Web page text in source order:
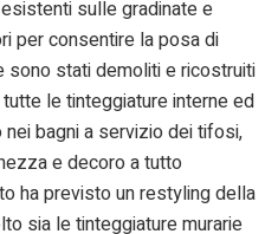
sulle gradinate e
per consentire la posa di
sono stati demoliti e ricostruiti
le tinteggiature interne ed
bagni a servizio dei tifosi,
e decoro a tutto
ha previsto un restyling della
sia le tinteggiature murarie